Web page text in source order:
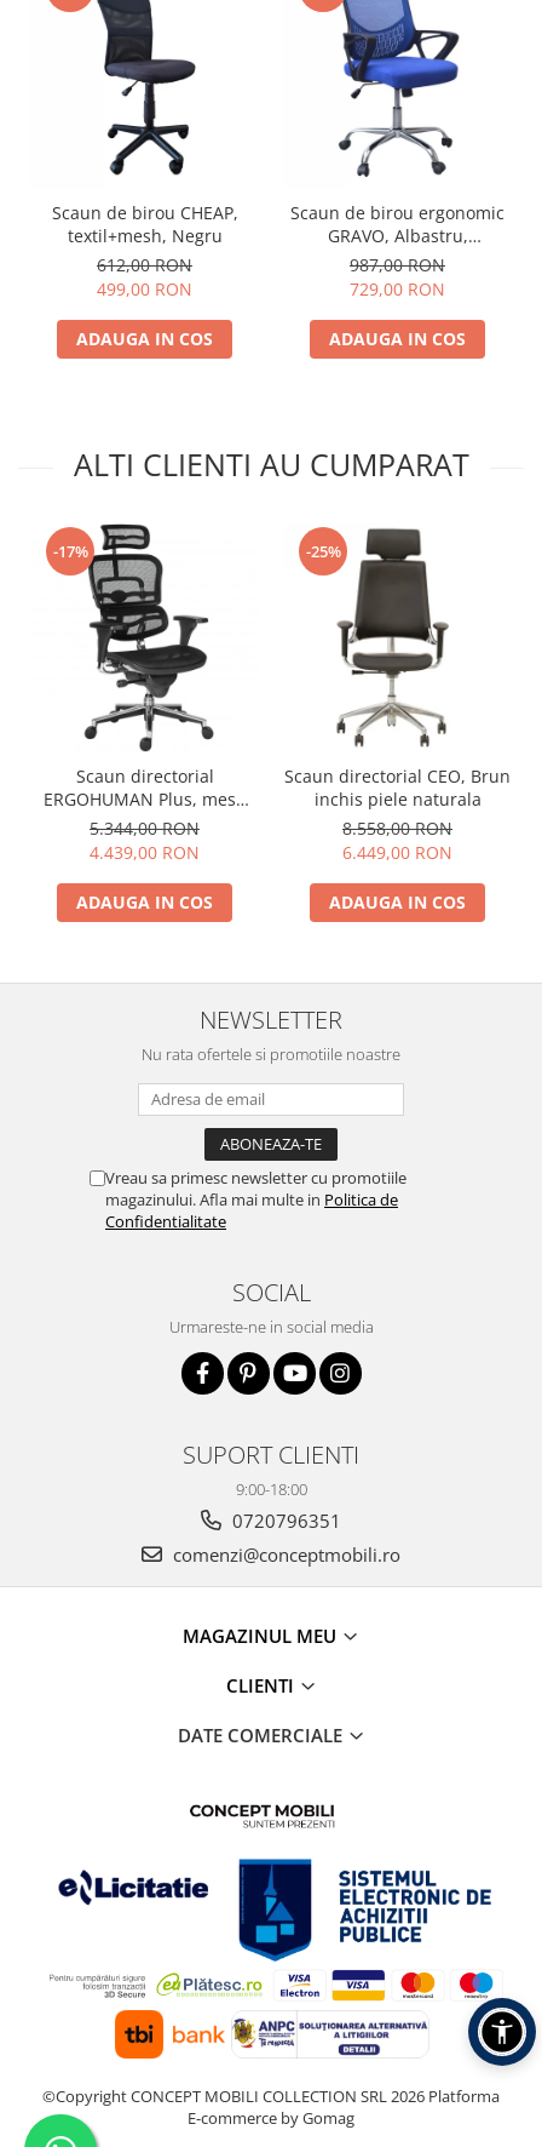
Scaun de birou CHEAP,
textil+mesh, Negru
612,00 RON
499,00 RON
ADAUGA IN COS
Scaun de birou ergonomic
GRAVO, Albastru,
Mesh/Textil
987,00 RON
729,00 RON
ADAUGA IN COS
ALTI CLIENTI AU CUMPARAT
-17%
Scaun directorial
ERGOHUMAN Plus, mesh
Negru , tetiera 2D, suport
lombar, brate reglabile 3D
5.344,00 RON
4.439,00 RON
ADAUGA IN COS
-25%
Scaun directorial CEO, Brun
inchis piele naturala
8.558,00 RON
6.449,00 RON
ADAUGA IN COS
NEWSLETTER
Nu rata ofertele si promotiile noastre
Vreau sa primesc newsletter cu promotiile
magazinului. Afla mai multe in Politica de
Confidentialitate
SOCIAL
Urmareste-ne in social media
SUPORT CLIENTI
9:00-18:00
0720796351
comenzi@conceptmobili.ro
MAGAZINUL MEU
CLIENTI
DATE COMERCIALE
©Copyright CONCEPT MOBILI COLLECTION SRL 2026 Platforma
E-commerce by Gomag